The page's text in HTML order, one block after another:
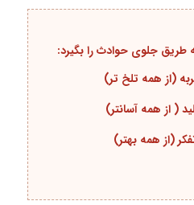
طریق جلوی حوادث را بگیرد:
(از همه تلخ تر)
( از همه آسانتر)
(از همه بهتر)